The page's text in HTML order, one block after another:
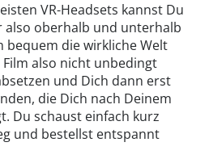
VR-Headsets kannst Du
also oberhalb und unterhalb
bequem die wirkliche Welt
also nicht unbedingt
und Dich dann erst
die Dich nach Deinem
Du schaust einfach kurz
und bestellst entspannt